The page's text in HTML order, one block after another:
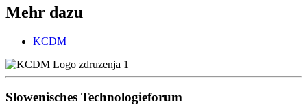
Mehr dazu
KCDM
Slowenisches Technologieforum